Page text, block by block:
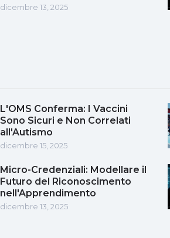
dicembre 13, 2025
L'OMS Conferma: I Vaccini
Sono Sicuri e Non Correlati
all'Autismo
dicembre 15, 2025
Micro-Credenziali: Modellare il
Futuro del Riconoscimento
nell'Apprendimento
dicembre 13, 2025